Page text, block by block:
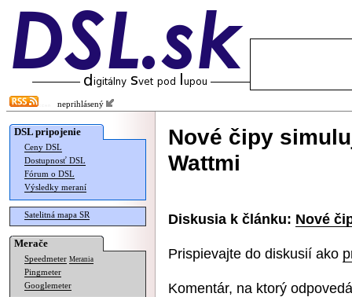
neprihlásený
DSL pripojenie
Ceny DSL
Dostupnosť DSL
Fórum o DSL
Výsledky meraní
Satelitná mapa SR
Merače
Speedmeter Merania
Pingmeter
Googlemeter
Nové čipy
Wattmi
Diskusia k článku: Nové
Prispievajte do diskusií ako
Komentár, na ktorý